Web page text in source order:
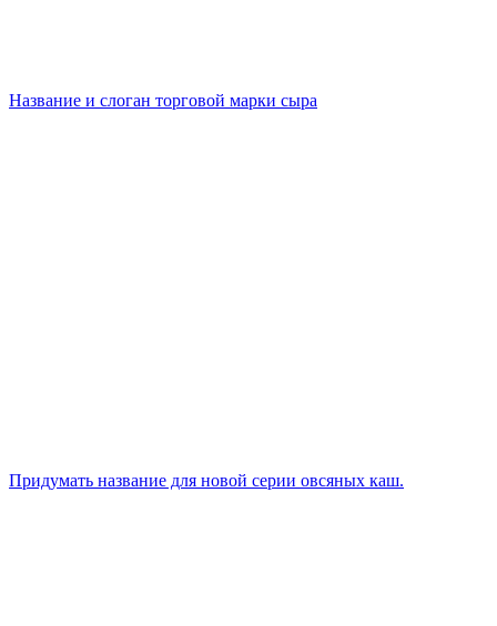
Название и слоган торговой марки сыра
Придумать название для новой серии овсяных каш.